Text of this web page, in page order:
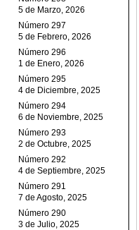
5 de Marzo, 2026
Número 297
5 de Febrero, 2026
Número 296
1 de Enero, 2026
Número 295
4 de Diciembre, 2025
Número 294
6 de Noviembre, 2025
Número 293
2 de Octubre, 2025
Número 292
4 de Septiembre, 2025
Número 291
7 de Agosto, 2025
Número 290
3 de Julio, 2025